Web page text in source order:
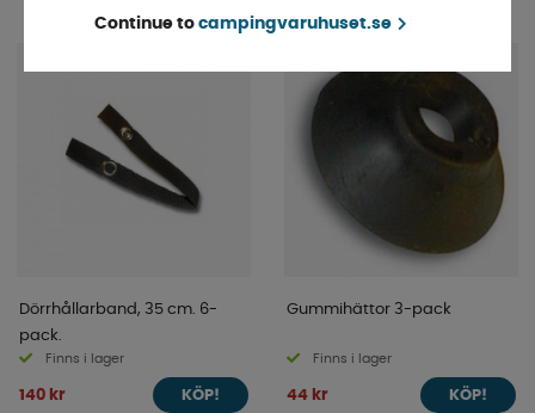
Dörrhållarband, 35 cm. 6-
pack.
Finns i lager
140 kr KÖP!
Gummihättor 3-pack
Finns i lager
44 kr KÖP!
Continue to campingvaruhuset.se